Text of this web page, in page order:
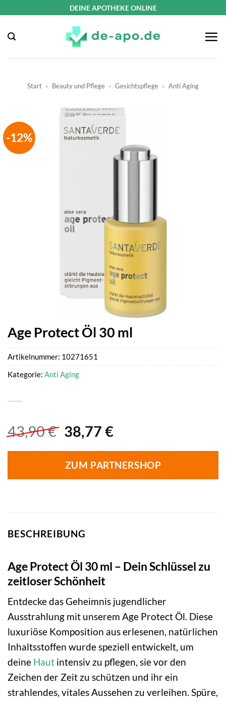
springen
DEINE APOTHEKE ONLINE
Start » Beauty und Pflege » Gesichtspflege » Anti Aging
-12%
Age Protect Öl 30 ml
43,90€ Ursprünglicher
war:
43,90 €
38,77 €Aktueller
ist:
38,77 €.
ZUM PARTNERSHOP
Artikelnummer: 10271651
Kategorie: Anti Aging
BESCHREIBUNG
Age Protect Öl 30 ml – Dein Schlüssel zu
zeitloser Schönheit
Entdecke das Geheimnis jugendlicher
Ausstrahlung mit unserem Age Protect Öl. Diese
luxuriöse Komposition aus erlesenen, natürlichen
Inhaltsstoffen wurde speziell entwickelt, um
deine Haut intensiv zu pflegen, sie vor den
Zeichen der Zeit zu schützen und ihr ein
strahlendes, vitales Aussehen zu verleihen. Spüre,